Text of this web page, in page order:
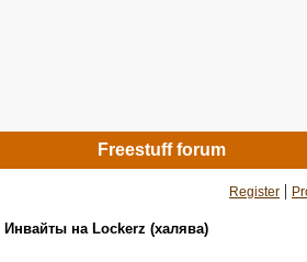
Freestuff forum
Register |
Инвайты на Lockerz (халява)